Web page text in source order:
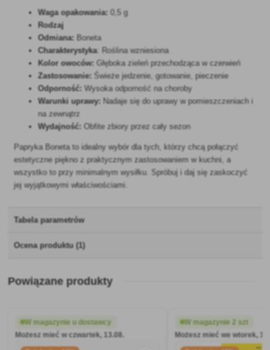
Waga opakowania: 0,5 g
Rodzaj
Odmiana: Boneta
Charakterystyka: Roślina wzniesiona
Kolor owoców: Głęboka zieleń przechodząca w czerwień
Zastosowanie: Świeże jedzenie, gotowanie, pieczenie
Odporność: Wysoka odporność na choroby
Warunki uprawy: Nadaje się do uprawy w pomieszczeniach i
na zewnątrz
Wydajność: Obfite zbiory przez cały sezon
Papryka Boneta to idealny wybór dla tych, którzy chcą połączyć
estetyczne piękno z praktycznym zastosowaniem w kuchni, a
wszystko to przy minimalnym wysiłku. Spróbuj i daj się zaskoczyć
jej wyjątkowymi właściwościami.
Tabela parametrów
Ocena produktu (1)
Powiązane produkty
W magazynie u dostawcy
Możesz mieć w czwartek, 13.08.
W magazynie 2 szt
Możesz mieć we wtorek,